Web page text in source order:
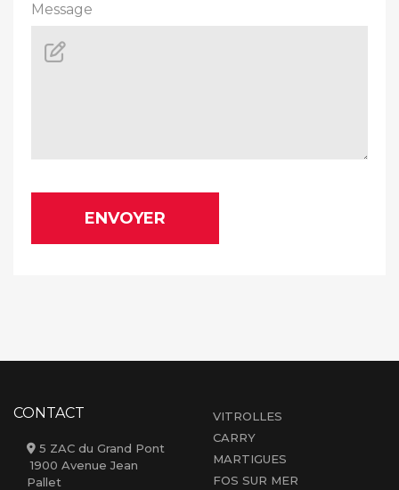
Message
ENVOYER
CONTACT
5 ZAC du Grand Pont
1900 Avenue Jean
Pallet
VITROLLES
CARRY
MARTIGUES
FOS SUR MER